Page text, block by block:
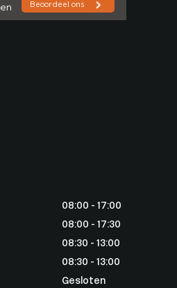
08:00 - 17:00
08:00 - 17:30
08:30 - 13:00
08:30 - 13:00
Gesloten